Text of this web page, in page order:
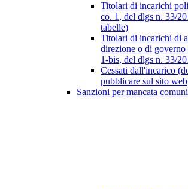
Titolari di incarichi
co. 1, del dlgs n. 33/
tabelle)
Titolari di incarichi di
direzione o di
1-bis, del dlgs n. 33/
Cessati dall'incarico
pubblicare sul sito
Sanzioni per mancata